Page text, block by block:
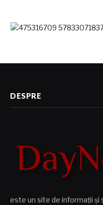
DESPRE
este un site de informații și